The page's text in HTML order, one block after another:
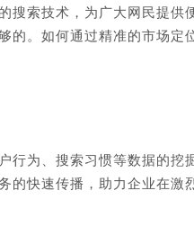
索技术，为广大网民提供
。如何通过精准的市场定
为、搜索习惯等数据的挖
快速传播，助力企业在激